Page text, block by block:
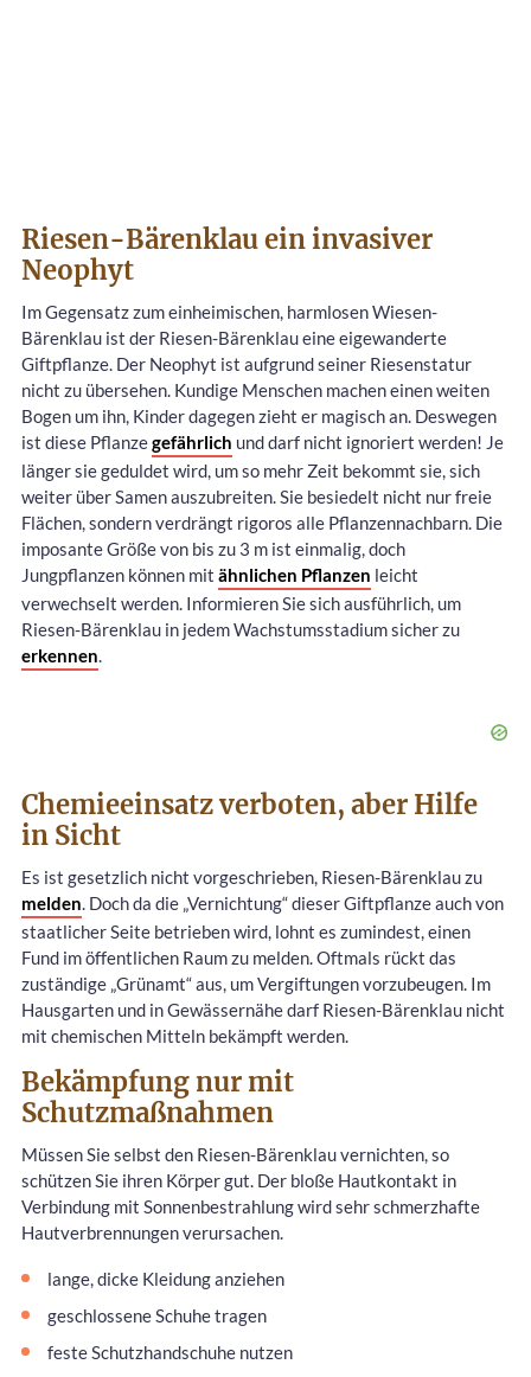
Riesen-Bärenklau ein invasiver
Neophyt
Im Gegensatz zum einheimischen, harmlosen Wiesen-
Bärenklau ist der Riesen-Bärenklau eine eigewanderte
Giftpflanze. Der Neophyt ist aufgrund seiner Riesenstatur
nicht zu übersehen. Kundige Menschen machen einen weiten
Bogen um ihn, Kinder dagegen zieht er magisch an. Deswegen
ist diese Pflanzegefährlich und darf nicht ignoriert werden! Je
länger sie geduldet wird, um so mehr Zeit bekommt sie, sich
weiter über Samen auszubreiten. Sie besiedelt nicht nur freie
Flächen, sondern verdrängt rigoros alle Pflanzennachbarn. Die
imposante Größe von bis zu 3 m ist einmalig, doch
Jungpflanzen können mit ähnlichen Pflanzen leicht
verwechselt werden. Informieren Sie sich ausführlich, um
Riesen-Bärenklau in jedem Wachstumsstadium sicher zu
erkennen
Chemieeinsatz verboten, aber Hilfe
in Sicht
Es ist gesetzlich nicht vorgeschrieben, Riesen-Bärenklau zu
melden . Doch da die „Vernichtung“ dieser Giftpflanze auch von
staatlicher Seite betrieben wird, lohnt es zumindest, einen
Fund im öffentlichen Raum zu melden. Oftmals rückt das
zuständige „Grünamt“ aus, um Vergiftungen vorzubeugen. Im
Hausgarten und in Gewässernähe darf Riesen-Bärenklau nicht
mit chemischen Mitteln bekämpft werden.
Bekämpfung nur mit
Schutzmaßnahmen
Müssen Sie selbst den Riesen-Bärenklau vernichten, so
schützen Sie ihren Körper gut. Der bloße Hautkontakt in
Verbindung mit Sonnenbestrahlung wird sehr schmerzhafte
Hautverbrennungen verursachen.
lange, dicke Kleidung anziehen
geschlossene Schuhe tragen
feste Schutzhandschuhe nutzen